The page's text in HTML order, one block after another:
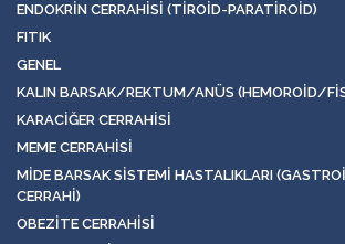
ENDOKRIN CERRAHISI (TIROID-PARATIROID)
FITIK
GENEL
KALIN BARSAK/REKTUM/ANÜS (HEMOROID/
KARACIĞER CERRAHISI
MEME CERRAHISI
MIDE BARSAK SISTEMI HASTALIKLARI
CERRAHI)
OBEZITE CERRAHISI